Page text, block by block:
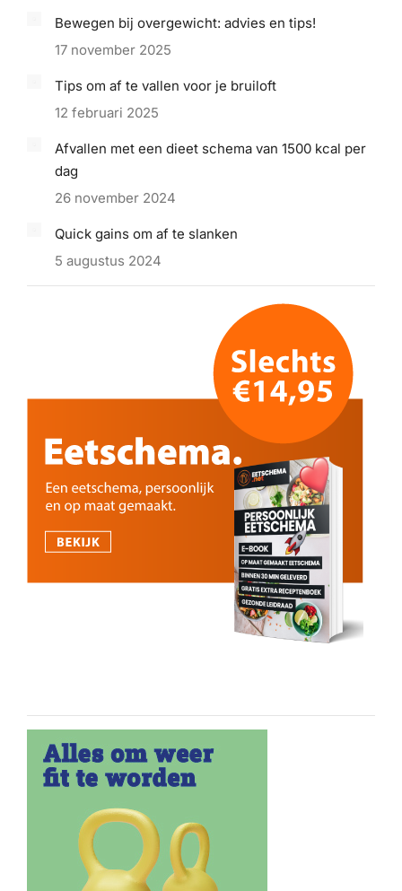
Bewegen bij overgewicht: advies en tips!
17 november 2025
Tips om af te vallen voor je bruiloft
12 februari 2025
Afvallen met een dieet schema van 1500 kcal per
dag
26 november 2024
Quick gains om af te slanken
5 augustus 2024